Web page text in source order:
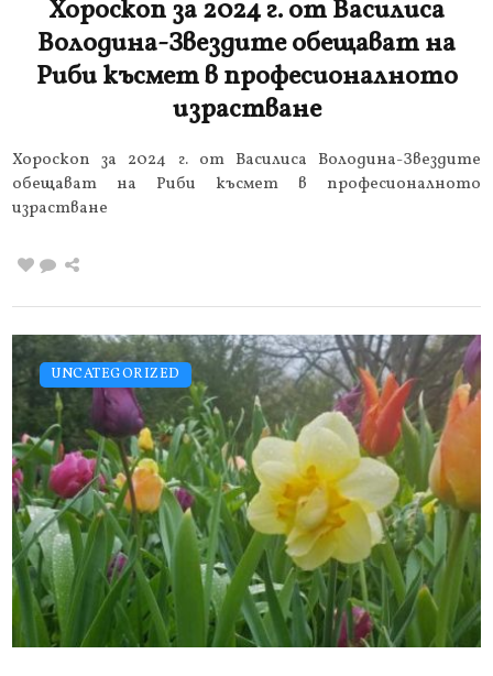
Хороскоп за 2024 г. от Василиса
Володина-Звездите обещават на
Риби късмет в професионалното
израстване
Хороскоп за 2024 г. от Василиса Володина-Звездите
обещават на Риби късмет в професионалното
израстване
UNCATEGORIZED